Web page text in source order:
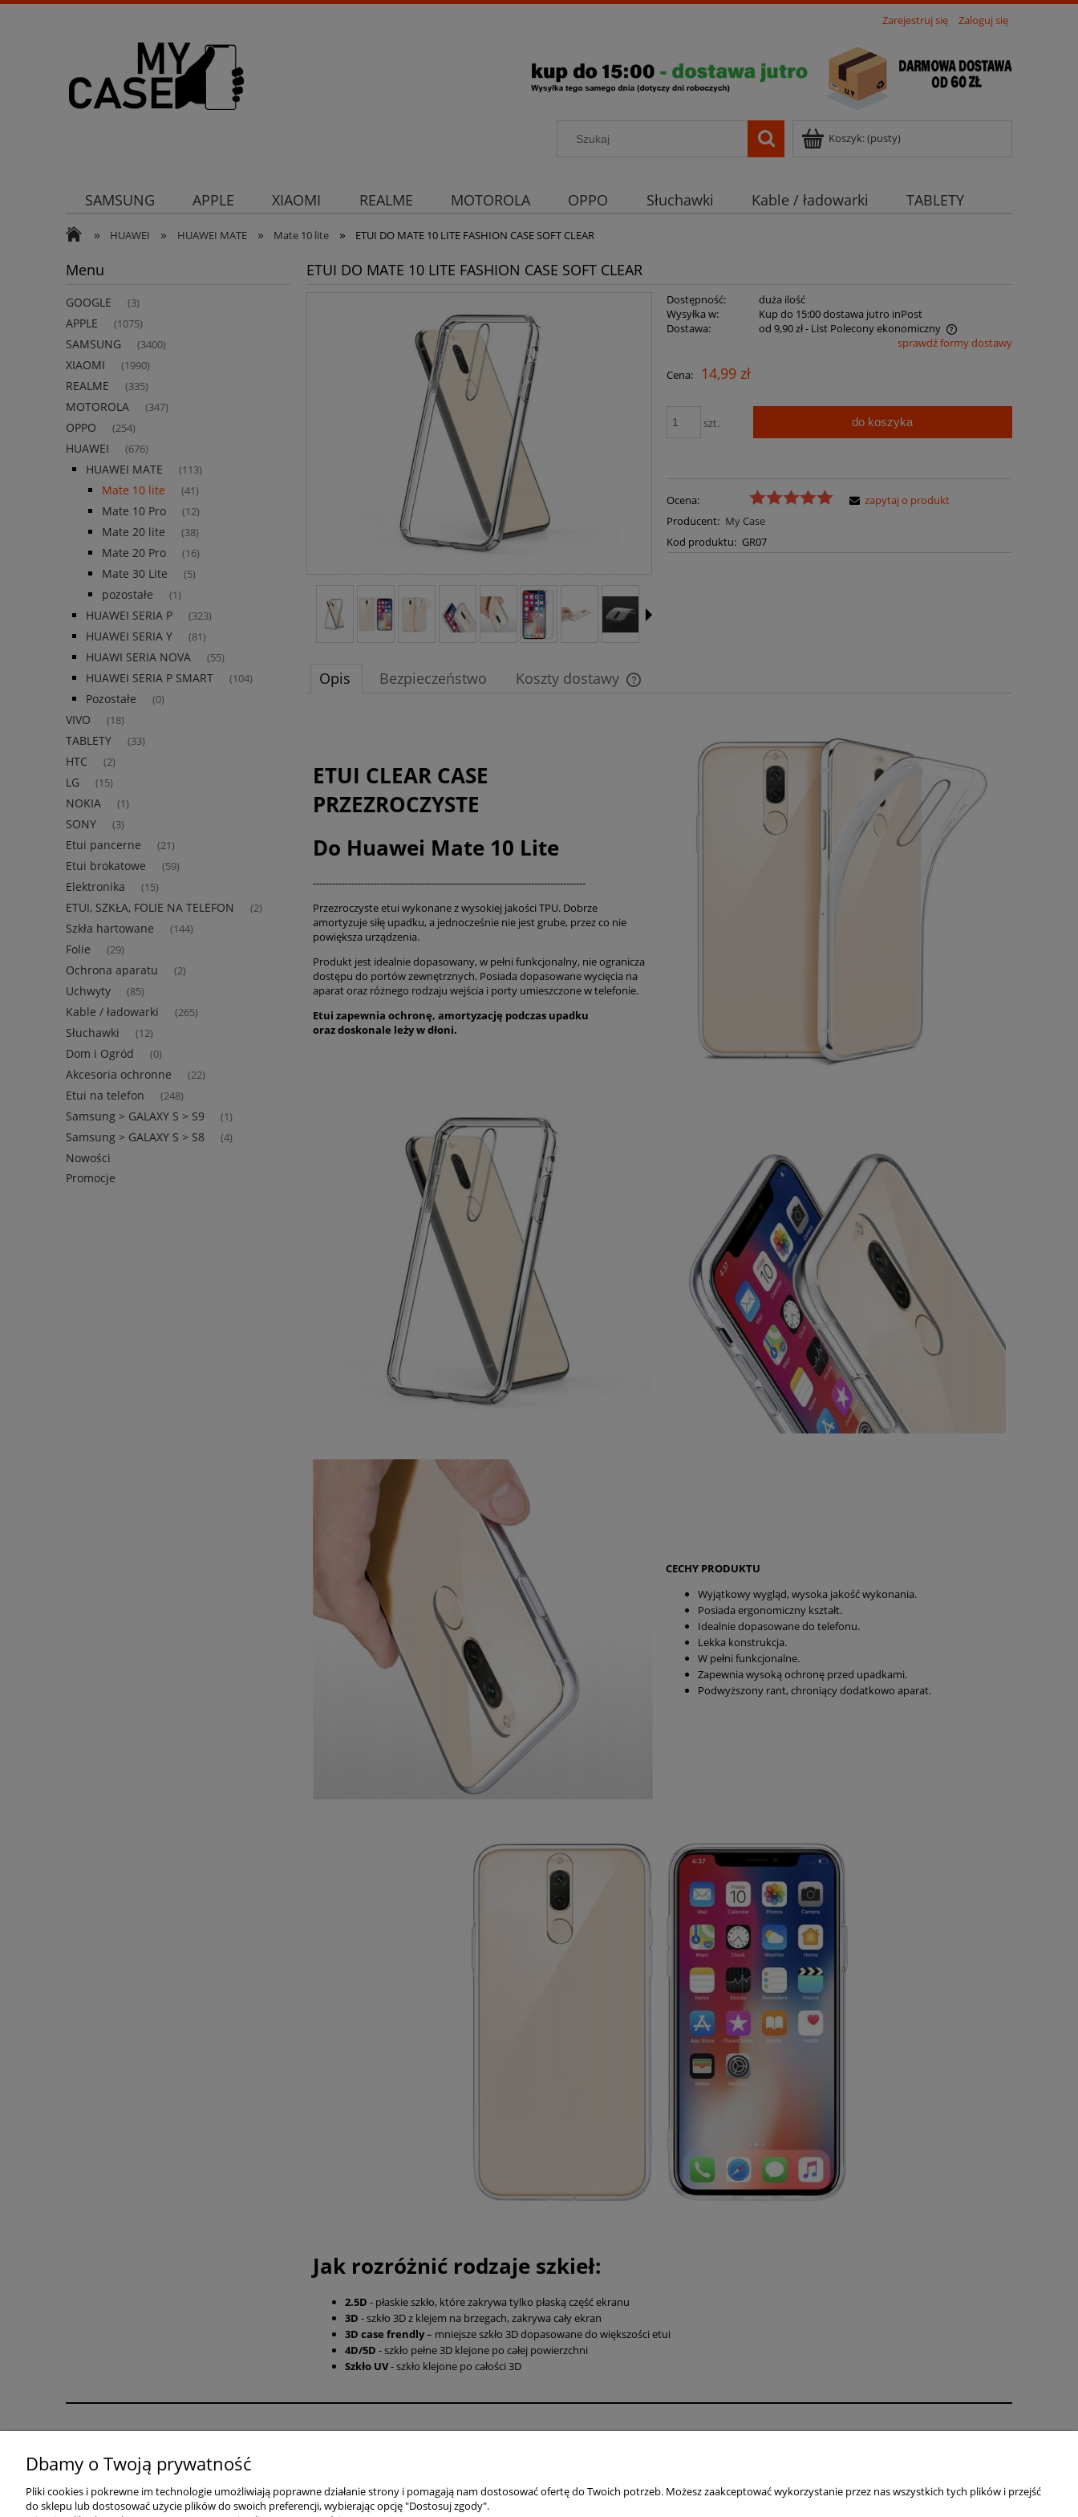
Zarejestruj się Zaloguj się
Koszyk:(pusty)
SAMSUNG APPLE XIAOMI REALME MOTOROLA OPPO Słuchawki Kable / ładowarki
TABLETY
Uchwyty
Ochrona aparatu Ochrona aparatu Strona główna
» HUAWEI » HUAWEI MATE » Mate 10 lite » ETUI DO MATE 10 LITE FASHION CASE SOFT CLEAR
Menu
GOOGLE (3)
APPLE (1075)
SAMSUNG (3400)
XIAOMI (1990)
REALME (335)
MOTOROLA (347)
OPPO (254)
HUAWEI (676)
HUAWEI MATE (113)
Mate 10 lite (41)
Mate 10 Pro (12)
Mate 20 lite (38)
Mate 20 Pro (16)
Mate 30 Lite (5)
pozostałe (1)
HUAWEI SERIA P (323)
HUAWEI SERIA Y (81)
HUAWI SERIA NOVA (55)
HUAWEI SERIA P SMART (104)
Pozostałe (0)
VIVO (18)
TABLETY (33)
HTC (2)
LG (15)
NOKIA (1)
SONY (3)
Etui pancerne (21)
Etui brokatowe (59)
Elektronika (15)
ETUI, SZKŁA, FOLIE NA TELEFON (2)
Szkła hartowane (144)
Folie (29)
Ochrona aparatu (2)
Uchwyty (85)
Kable / ładowarki (265)
Słuchawki (12)
Dom i Ogród (0)
Akcesoria ochronne (22)
Etui na telefon (248)
Samsung > GALAXY S > S9 (1)
Samsung > GALAXY S > S8 (4)
Nowości
Promocje
ETUI DO MATE 10 LITE FASHION CASE SOFT CLEAR
Dostępność:
duża ilość
Wysyłka w:
Kup do 15:00 dostawa jutro inPost
Dostawa:
od 9,90 zł- List Polecony ekonomiczny
płatności
sprawdź formy dostawy
Cena: 14,99 zł
szt. do koszyka
Ocena:
Producent: My Case
Kod produktu: GR07
zapytaj o produkt
Opis Bezpieczeństwo Koszty dostawy
ETUI CLEAR CASE
PRZEZROCZYSTE
Do Huawei Mate 10 Lite
-------------------------------------------------------------------------------------
Przezroczyste etui wykonane z wysokiej jakości TPU. Dobrze
amortyzuje siłę upadku, a jednocześnie nie jest grube, przez co nie
powiększa urządzenia.
Produkt jest idealnie dopasowany, w pełni funkcjonalny, nie ogranicza
dostępu do portów zewnętrznych. Posiada dopasowane wycięcia na
aparat oraz różnego rodzaju wejścia i porty umieszczone w telefonie.
Etui zapewnia ochronę, amortyzację podczas upadku
oraz doskonale leży w dłoni.
CECHY PRODUKTU
Wyjątkowy wygląd, wysoka jakość wykonania.
Posiada ergonomiczny kształt.
Idealnie dopasowane do telefonu.
Lekka konstrukcja.
W pełni funkcjonalne.
Zapewnia wysoką ochronę przed upadkami.
Podwyższony rant, chroniący dodatkowo aparat.
Jak rozróżnić rodzaje szkieł:
2.5D - płaskie szkło, które zakrywa tylko płaską część ekranu
3D - szkło 3D z klejem na brzegach, zakrywa cały ekran
3D case frendly– mniejsze szkło 3D dopasowane do większości etui
4D/5D - szkło pełne 3D klejone po całej powierzchni
Szkło UV- szkło klejone po całości 3D
Zwroty i reklamacje
Regulaminy
Ustawienia konta
Przechowalnia
Czas i koszty dostawy
Czas realizacji zamówienia
Jak kupować?
Blog
Dbamy o Twoją prywatność
Pliki cookies i pokrewne im technologie umożliwiają poprawne działanie strony i pomagają nam dostosować ofertę do Twoich potrzeb. Możesz zaakceptować wykorzystanie przez nas wszystkich tych plików i przejść
do sklepu lub dostosować użycie plików do swoich preferencji, wybierając opcję "Dostosuj zgody".